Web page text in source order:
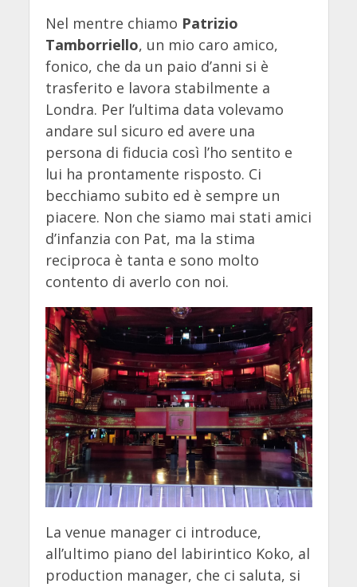
Nel mentre chiamo Patrizio
Tamborriello, un mio caro amico,
fonico, che da un paio d’anni si è
trasferito e lavora stabilmente a
Londra. Per l’ultima data volevamo
andare sul sicuro ed avere una
persona di fiducia così l’ho sentito e
lui ha prontamente risposto. Ci
becchiamo subito ed è sempre un
piacere. Non che siamo mai stati amici
d’infanzia con Pat, ma la stima
reciproca è tanta e sono molto
contento di averlo con noi.
La venue manager ci introduce,
all’ultimo piano del labirintico Koko, al
production manager, che ci saluta, si